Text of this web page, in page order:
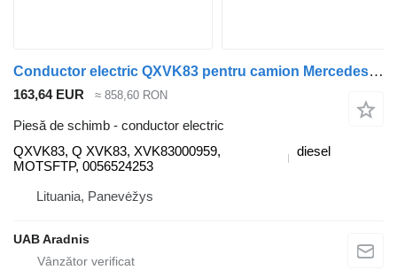
Conductor electric QXVK83 pentru camion Mercedes-Benz ACTROS MP4 1845 L
163,64 EUR ≈ 858,60 RON
Piesă de schimb - conductor electric
QXVK83, Q XVK83, XVK83000959,
MOTSFTP, 0056524253
diesel
Lituania, Panevėžys
UAB Aradnis